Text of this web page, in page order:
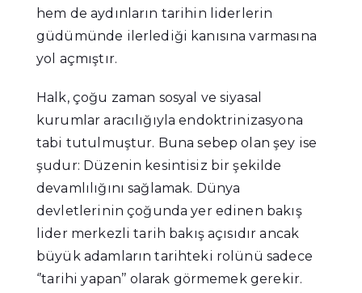
hem de aydınların tarihin liderlerin
güdümünde ilerlediği kanısına varmasına
yol açmıştır.
Halk, çoğu zaman sosyal ve siyasal
kurumlar aracılığıyla endoktrinizasyona
tabi tutulmuştur. Buna sebep olan şey ise
şudur: Düzenin kesintisiz bir şekilde
devamlılığını sağlamak. Dünya
devletlerinin çoğunda yer edinen bakış
lider merkezli tarih bakış açısıdır ancak
büyük adamların tarihteki rolünü sadece
‘’tarihi yapan’’ olarak görmemek gerekir.